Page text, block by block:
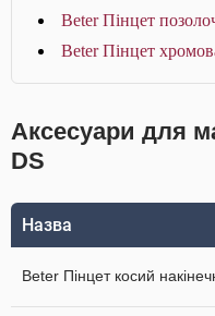
Beter Пінцет
Beter Пінцет
Аксесуари для
DS
Назва
Beter Пінцет косий